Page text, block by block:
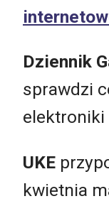
Dziennik
sprawdzi
elektroniki
UKE
kwietnia